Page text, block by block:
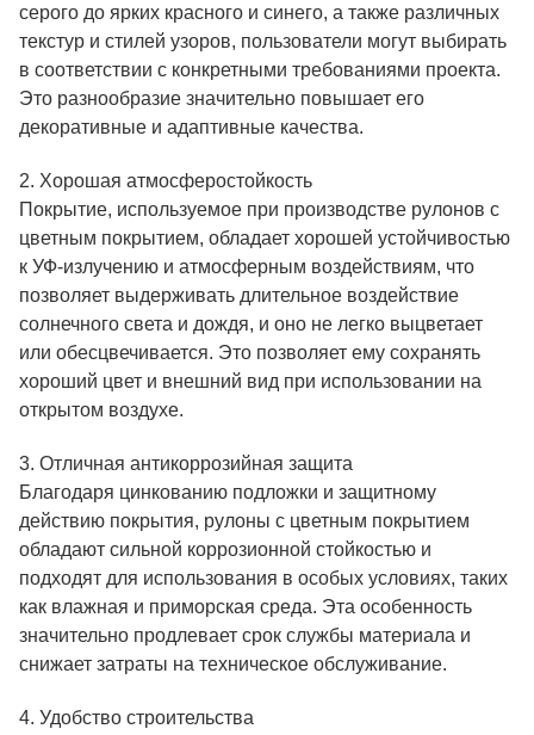
серого до ярких красного и синего, а также различных
текстур и стилей узоров, пользователи могут выбирать
в соответствии с конкретными требованиями проекта.
Это разнообразие значительно повышает его
декоративные и адаптивные качества.
2. Хорошая атмосферостойкость
Покрытие, используемое при производстве рулонов с
цветным покрытием, обладает хорошей устойчивостью
к УФ-излучению и атмосферным воздействиям, что
позволяет выдерживать длительное воздействие
солнечного света и дождя, и оно не легко выцветает
или обесцвечивается. Это позволяет ему сохранять
хороший цвет и внешний вид при использовании на
открытом воздухе.
3. Отличная антикоррозийная защита
Благодаря цинкованию подложки и защитному
действию покрытия, рулоны с цветным покрытием
обладают сильной коррозионной стойкостью и
подходят для использования в особых условиях, таких
как влажная и приморская среда. Эта особенность
значительно продлевает срок службы материала и
снижает затраты на техническое обслуживание.
4. Удобство строительства